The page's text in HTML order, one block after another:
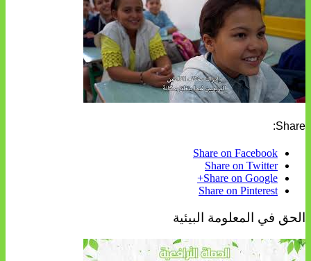
Share:
Share on Facebook
Share on Twitter
Share on Google+
Share on Pinterest
الحق في المعلومة البيئية